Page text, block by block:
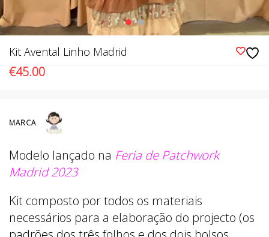
Kit Avental Linho Madrid
€45.00
MARCA
Modelo lançado na Feria de Patchwork
Madrid 2023
Kit composto por todos os materiais
necessários para a elaboração do projecto (os